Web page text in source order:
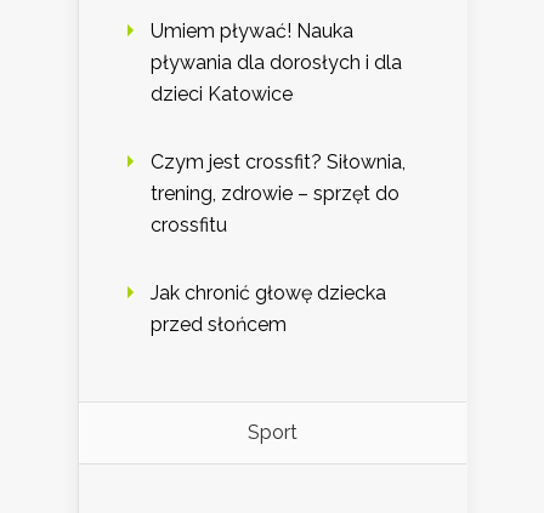
Umiem pływać! Nauka
pływania dla dorosłych i dla
dzieci Katowice
Czym jest crossfit? Siłownia,
trening, zdrowie – sprzęt do
crossfitu
Jak chronić głowę dziecka
przed słońcem
Sport